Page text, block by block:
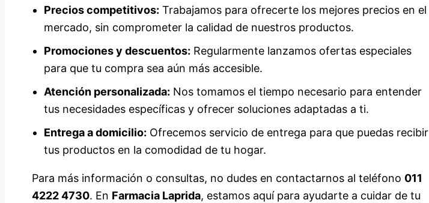
Precios competitivos: Trabajamos para ofrecerte los mejores precios en el
mercado, sin comprometer la calidad de nuestros productos.
Promociones y descuentos: Regularmente lanzamos ofertas especiales
para que tu compra sea aún más accesible.
Atención personalizada: Nos tomamos el tiempo necesario para entender
tus necesidades específicas y ofrecer soluciones adaptadas a ti.
Entrega a domicilio: Ofrecemos servicio de entrega para que puedas recibir
tus productos en la comodidad de tu hogar.
Para más información o consultas, no dudes en contactarnos al teléfono 011
4222 4730. En Farmacia Laprida, estamos aquí para ayudarte a cuidar de tu